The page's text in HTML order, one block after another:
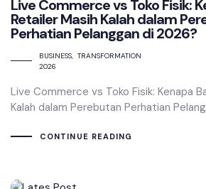
Live Commerce vs Toko Fisik:
Retailer Masih Kalah dalam
Perhatian Pelanggan di 2026?
BUSINESS
TRANSFORMATION
2026
Live Commerce vs Toko Fisik: Kenapa
Kalah dalam Perebutan Perhatian
CONTINUE READING